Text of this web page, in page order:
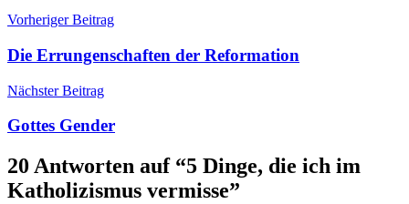
Vorheriger Beitrag
Die Errungenschaften der Reformation
Nächster Beitrag
Gottes Gender
20 Antworten auf “5 Dinge, die ich im
Katholizismus vermisse”